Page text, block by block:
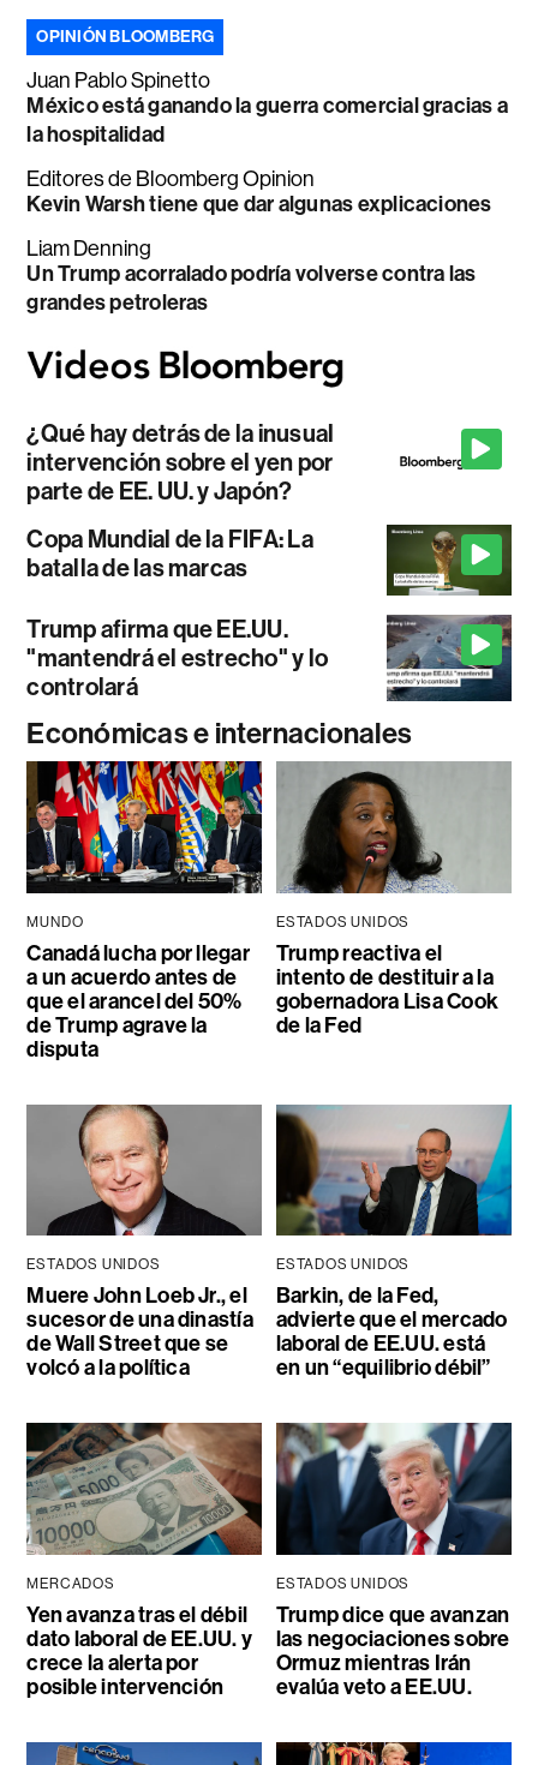
OPINIÓN BLOOMBERG
Juan Pablo Spinetto
México está ganando la guerra comercial gracias a
la hospitalidad
Editores de Bloomberg Opinion
Kevin Warsh tiene que dar algunas explicaciones
Liam Denning
Un Trump acorralado podría volverse contra las
grandes petroleras
¿Qué hay detrás de la inusual
intervención sobre el yen por
parte de EE. UU. y Japón?
Copa Mundial de la FIFA: La
batalla de las marcas
Trump afirma que EE.UU.
"mantendrá el estrecho" y lo
controlará
Económicas e internacionales
MUNDO
Canadá lucha por llegar
a un acuerdo antes de
que el arancel del 50%
de Trump agrave la
disputa
ESTADOS UNIDOS
Trump reactiva el
intento de destituir a la
gobernadora Lisa Cook
de la Fed
ESTADOS UNIDOS
Muere John Loeb Jr., el
sucesor de una dinastía
de Wall Street que se
volcó a la política
ESTADOS UNIDOS
Barkin, de la Fed,
advierte que el mercado
laboral de EE.UU. está
en un “equilibrio débil”
MERCADOS
Yen avanza tras el débil
dato laboral de EE.UU. y
crece la alerta por
posible intervención
ESTADOS UNIDOS
Trump dice que avanzan
las negociaciones sobre
Ormuz mientras Irán
evalúa veto a EE.UU.